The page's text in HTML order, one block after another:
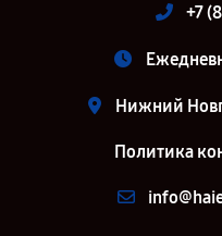
+7
Нижний
Политика